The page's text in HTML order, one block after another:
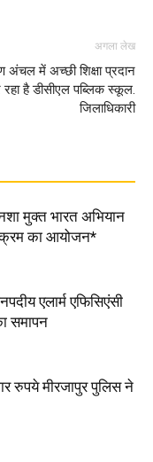
अगला लेख
अंचल में अच्छी शिक्षा प्रदान
है डीसीएल पब्लिक स्कूल.
जिलाधिकारी
मुक्त भारत अभियान
का आयोजन*
एलार्म एफिसिएंसी
समापन
रुपये मीरजापुर पुलिस ने